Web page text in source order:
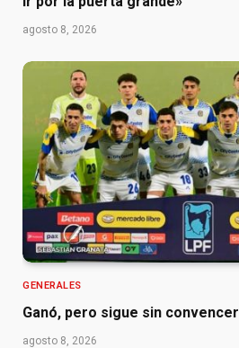
agosto 8, 2026
GENERALES
Ganó, pero sigue sin convencer
agosto 8, 2026